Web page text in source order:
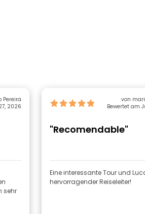
Pereira
2026
sehr
von
Bewertet am
"Recomendable"
Eine interessante Tour und
hervorragender Reiseleiter!